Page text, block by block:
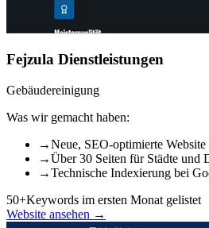
Fejzula Dienstleistungen
Gebäudereinigung
Was wir gemacht haben:
→Neue, SEO-optimierte
→Über 30 Seiten für Städte und
→Technische Indexierung bei
50+Keywords im ersten Monat gelistet
Website ansehen →